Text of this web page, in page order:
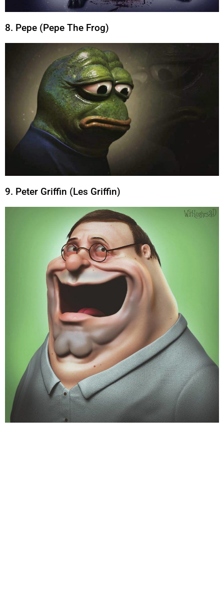
8. Pepe (Pepe The Frog)
9. Peter Griffin (Les Griffin)